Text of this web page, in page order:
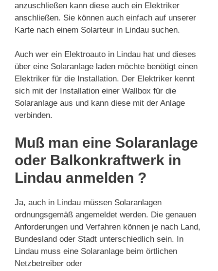
anzuschließen kann diese auch ein Elektriker
anschließen. Sie können auch einfach auf unserer
Karte nach einem Solarteur in Lindau suchen.
Auch wer ein Elektroauto in Lindau hat und dieses
über eine Solaranlage laden möchte benötigt einen
Elektriker für die Installation. Der Elektriker kennt
sich mit der Installation einer Wallbox für die
Solaranlage aus und kann diese mit der Anlage
verbinden.
Muß man eine Solaranlage
oder Balkonkraftwerk in
Lindau anmelden ?
Ja, auch in Lindau müssen Solaranlagen
ordnungsgemäß angemeldet werden. Die genauen
Anforderungen und Verfahren können je nach Land,
Bundesland oder Stadt unterschiedlich sein. In
Lindau muss eine Solaranlage beim örtlichen
Netzbetreiber oder